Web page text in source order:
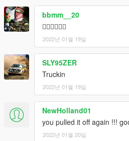
bbmm__20
👍🏽👍🏽👍🏽
2022년 01월 19일
SLY95ZER
Truckin
2022년 01월 19일
NewHolland01
you pulled it off again !!!
2022년 01월 20일